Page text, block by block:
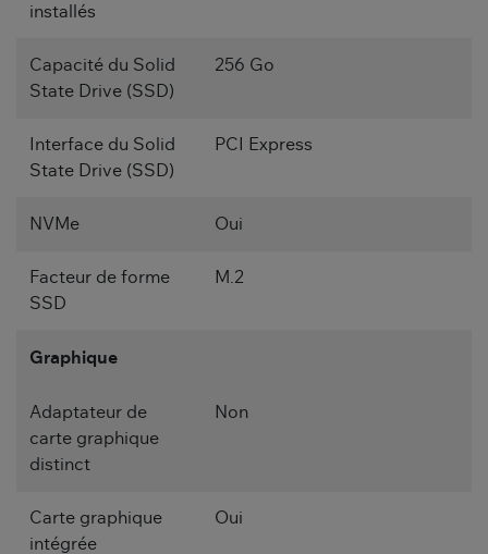
installés
Capacité du Solid
State Drive (SSD)
256 Go
Interface du Solid
State Drive (SSD)
PCI Express
NVMe Oui
Facteur de forme
SSD
M.2
Graphique
Adaptateur de
carte graphique
distinct
Non
Carte graphique
intégrée
Oui